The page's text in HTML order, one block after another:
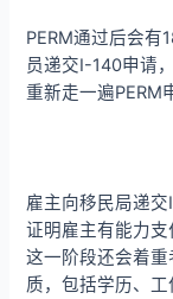
PERM通过后会有
员递交I-140申请
重新走一遍PERM
雇主向移民局递
证明雇主有能力
这一阶段还会着
质，包括学历、